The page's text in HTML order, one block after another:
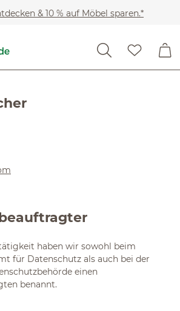
& 10 % auf Möbel sparen.*
gem. Art.
haben wir sowohl beim
für Datenschutz als auch bei der
einen
benannt.